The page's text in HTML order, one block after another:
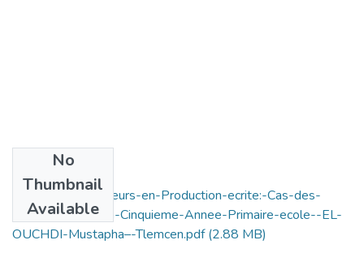
No
Thumbnail
Available
Lanalyse-des-Erreurs-en-Production-ecrite:-Cas-des-
Apprenants-de-la-Cinquieme-Annee-Primaire-ecole--EL-
OUCHDI-Mustapha–-Tlemcen.pdf(2.88 MB)